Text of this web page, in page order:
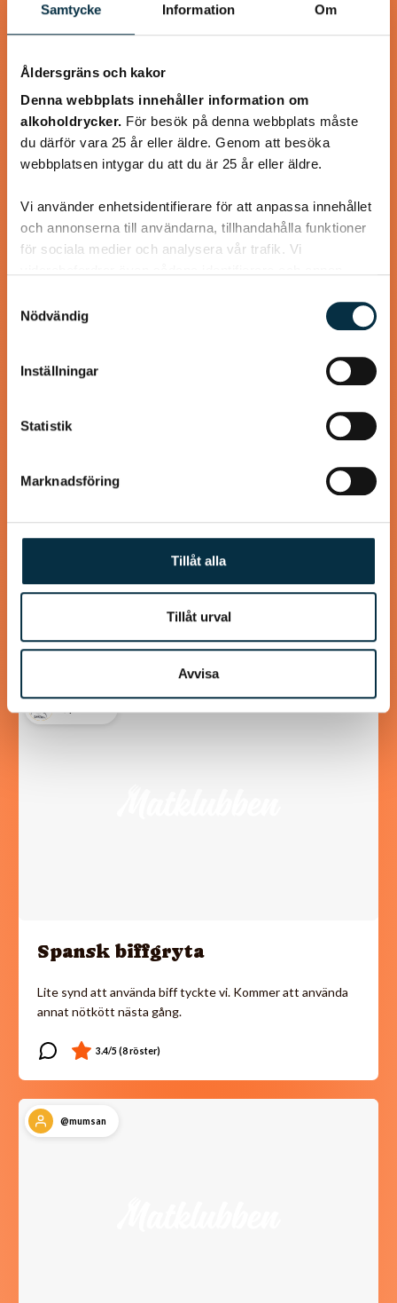
Samtycke Information Om
Åldersgräns och kakor
Denna webbplats innehåller information om
alkoholdrycker. För besök på denna webbplats måste
du därför vara 25 år eller äldre. Genom att besöka
webbplatsen intygar du att du är 25 år eller äldre.
Vi använder enhetsidentifierare för att anpassa innehållet
och annonserna till användarna, tillhandahålla funktioner
för sociala medier och analysera vår trafik. Vi
annons- och analysföretag som vi samarbetar med.
Dessa kan i sin tur kombinera informationen med annan
information som du har tillhandahållit eller som de har
samlat in när du har använt deras tjänster.
Nödvändig
Inställningar
Statistik
Marknadsföring
Tillåt alla
Tillåt urval
Avvisa
mango och mandelsmör
Smarrigt! Jag bytte ut persiljan mot koriander och
serverade med råstekt sötpotatistärningar.
@mumsan
Paleo: krämig spenat sötpotatis
nudlar med cashewsås
Letade recept på sötpotatis och fann detta, kul! Har du
blir mer sås än vad som…
Spansk biffgryta
Lite synd att använda biff tyckte vi. Kommer att använda
annat nötkött nästa gång.
@mumsan